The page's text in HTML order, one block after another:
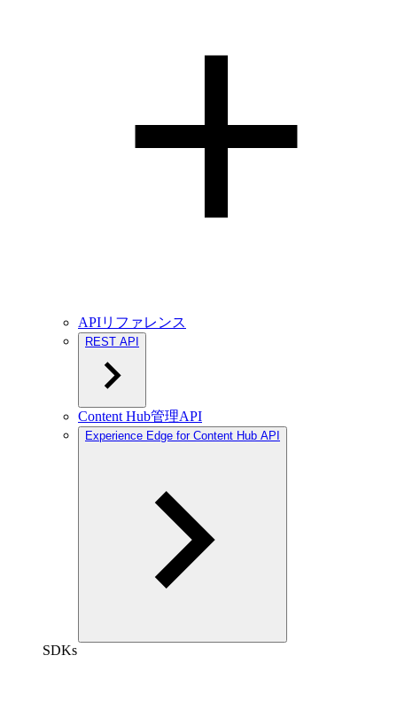
APIリファレンス
REST API
Content Hub管理API
Experience Edge for Content Hub API
SDKs